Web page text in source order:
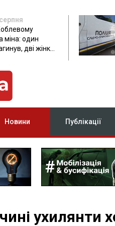
міна: один
дві жінки
Новини Публікації
ухилянти